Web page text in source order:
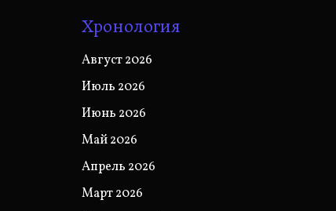
Хронология
Август 2026
Июль 2026
Июнь 2026
Май 2026
Апрель 2026
Март 2026